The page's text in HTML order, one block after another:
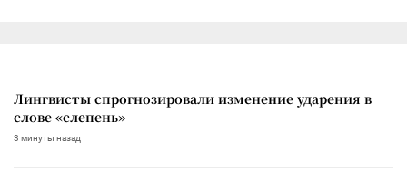
Лингвисты спрогнозировали изменение ударения в
слове «слепень»
3 минуты назад